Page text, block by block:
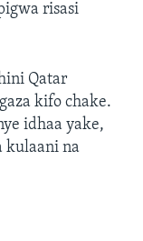
risasi
Qatar
kifo chake.
idhaa yake,
kulaani na